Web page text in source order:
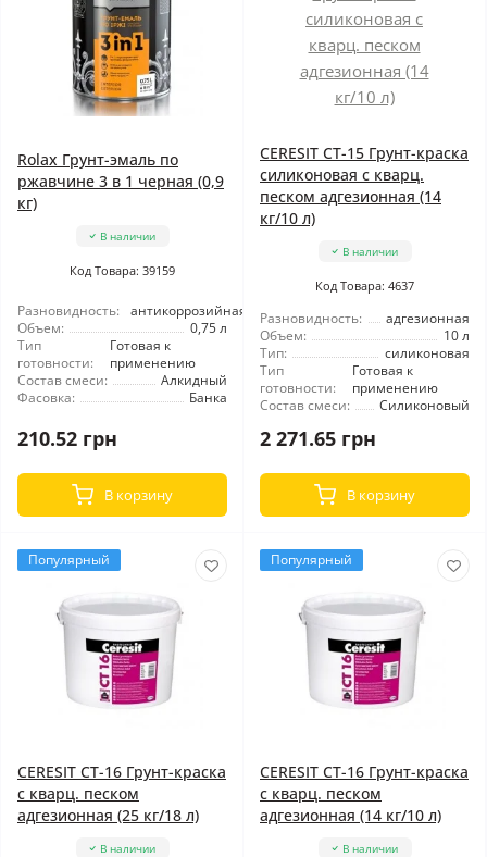
Rolax Грунт-эмаль по
ржавчине 3 в 1 черная (0,9
кг)
В наличии
Код Товара: 39159
Разновидность:
антикоррозийная
Объем:
0,75 л
Тип
готовности:
Готовая к
применению
Состав смеси:
Алкидный
Фасовка:
Банка
210.52 грн
В корзину
CERESIT CT-15 Грунт-краска
силиконовая с кварц.
песком адгезионная (14
кг/10 л)
В наличии
Код Товара: 4637
Разновидность:
адгезионная
Объем:
10 л
Тип:
силиконовая
Тип
готовности:
Готовая к
применению
Состав смеси:
Силиконовый
2 271.65 грн
В корзину
Популярный
CERESIT CT-16 Грунт-краска
с кварц. песком
адгезионная (25 кг/18 л)
В наличии
Популярный
CERESIT CT-16 Грунт-краска
с кварц. песком
адгезионная (14 кг/10 л)
В наличии